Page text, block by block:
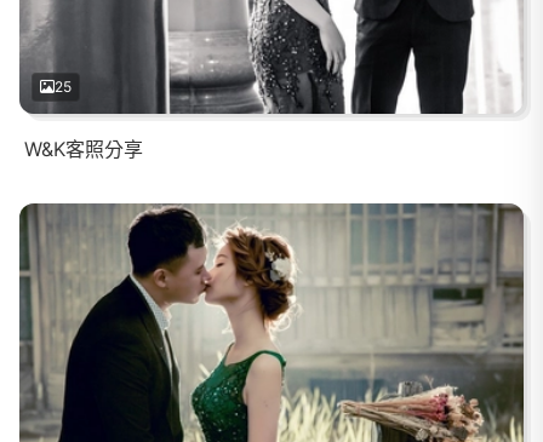
25
W&K客照分享